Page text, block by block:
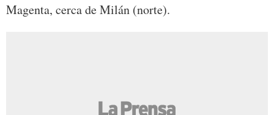
Magenta, cerca de Milán (norte).